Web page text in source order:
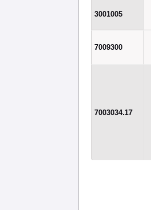
3001005
7009300
7003034.17